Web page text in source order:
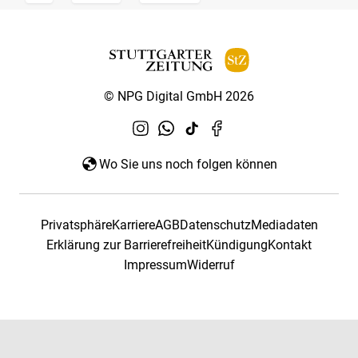
© NPG Digital GmbH 2026
Wo Sie uns noch folgen können
PrivatsphäreKarriereAGBDatenschutzMediadaten
Erklärung zur BarrierefreiheitKündigungKontakt
ImpressumWiderruf